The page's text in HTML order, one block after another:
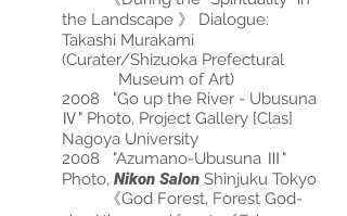
the Landscape 》 Dialogue:
Takashi Murakami
(Curater/Shizuoka Prefectural
Museum of Art)
2008 "Go up the River - Ubusuna
Ⅳ" Photo, Project Gallery [Clas]
Nagoya University
2008 "Azumano-Ubusuna Ⅲ"
Photo, Nikon Salon Shinjuku Tokyo
《God Forest, Forest God-